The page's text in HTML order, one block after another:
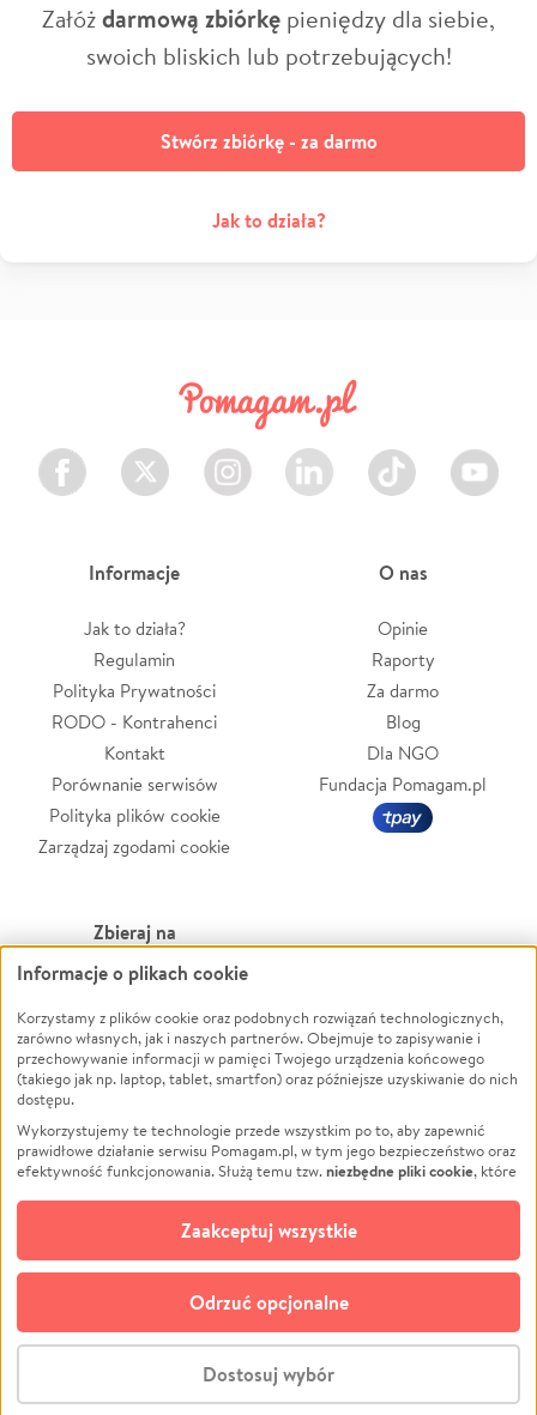
Załóżdarmową zbiórkę pieniędzy dla siebie,
swoich bliskich lub potrzebujących!
Stwórz zbiórkę - za darmo
Jak to działa?
Stwórz zbiórkę - za darmo
Facebook Twitter Instagram LinkedIn TikTok Youtube
Informacje
Jak to działa?
Regulamin
Polityka Prywatności
RODO - Kontrahenci
Kontakt
Porównanie serwisów
Polityka plików cookie
Zarządzaj zgodami cookie
O nas
Opinie
Raporty
Za darmo
Blog
Dla NGO
Fundacja Pomagam.pl
Zbieraj na
Leczenie
Zwierzęta
Pożar
Ukraina
Pomoc Finansowa
Projekty
Pogrzeb
Społeczność lokalna
Kultura
Powódź
Wichura
NGO
Edukacja
Podróż
Impreza
Ochrona środowiska
Biznes
© CROWDING SP. Z O.O.
Informacje o plikach cookie
Korzystamy z plików cookie oraz podobnych rozwiązań technologicznych,
zarówno własnych, jak i naszych partnerów. Obejmuje to zapisywanie i
przechowywanie informacji w pamięci Twojego urządzenia końcowego
(takiego jak np. laptop, tablet, smartfon) oraz późniejsze uzyskiwanie do nich
dostępu.
Wykorzystujemy te technologie przede wszystkim po to, aby zapewnić
prawidłowe działanie serwisu Pomagam.pl, w tym jego bezpieczeństwo oraz
efektywność funkcjonowania. Służą temu tzw.niezbędne pliki cookie, które
opcjonalnych plików cookie
technologii do celów analitycznych i retargetingowych. Możesz wyrazić
zgodę na ich stosowanie lub jej odmówić. W dowolnym momencie masz
możliwość zmiany swoich preferencji na stronie „Zarządzaj zgodami cookie”,
do której link znajdziesz w stopce serwisu Pomagam.pl. Opcjonalne pliki
cookie wykorzystywane są w następujących celach:
działanie serwisu Pomagam.pl. Dzięki nim możemy zrozumieć, jak
użytkownicy korzystają z naszego serwisu – skąd trafiają do serwisu, jak
Dostosuj wybór
Odrzuć opcjonalne
Zaakceptuj wszystkie